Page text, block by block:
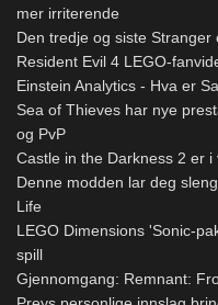
mer irriterende
Den tredje og siste
Resident Evil 4 LEGO-
Einstein Analytics - Hva er
Sea of ​​Thieves har nye
og PvP
Castle in the Darkness 2 er i
Denne modden lar deg
Life
LEGO Dimensions 'Sonic-
spill
Gjennomgang: Remnant: